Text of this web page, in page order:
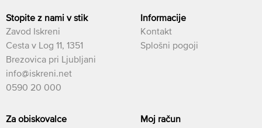
Stopite z nami v stik
Zavod Iskreni
Cesta v Log 11, 1351
Brezovica pri Ljubljani
info@iskreni.net
0590 20 000
Informacije
Kontakt
Splošni pogoji
Za obiskovalce
Moj račun